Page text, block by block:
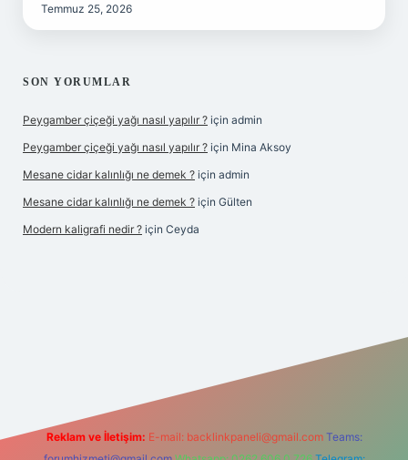
Temmuz 25, 2026
SON YORUMLAR
Peygamber çiçeği yağı nasıl yapılır ? için admin
Peygamber çiçeği yağı nasıl yapılır ? için Mina Aksoy
Mesane cidar kalınlığı ne demek ? için admin
Mesane cidar kalınlığı ne demek ? için Gülten
Modern kaligrafi nedir ? için Ceyda
Reklam ve İletişim: E-mail: backlinkpaneli@gmail.com Teams: